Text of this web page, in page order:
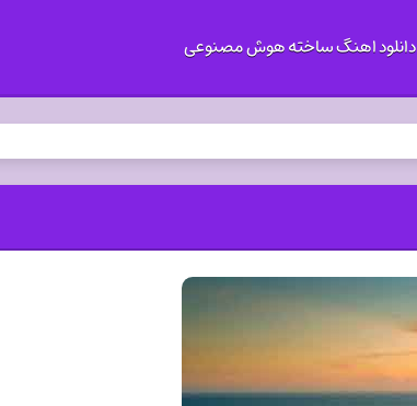
دانلود اهنگ ساخته هوش مصنوعی